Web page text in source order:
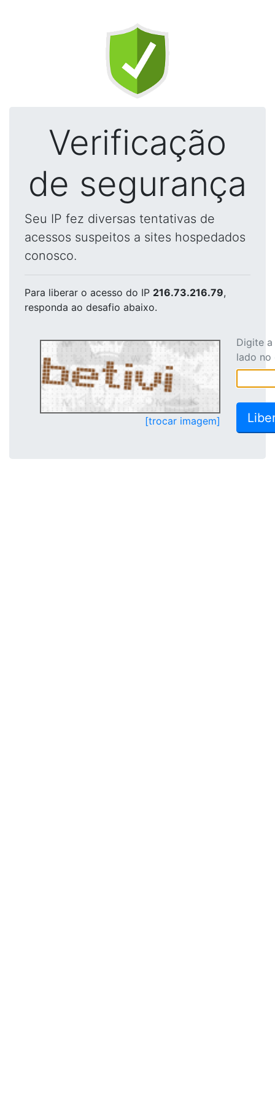
Verificação
de segurança
Seu IP fez diversas tentativas de
acessos suspeitos a sites hospedados
conosco.
Para liberar o acesso do IP 216.73.216.79,
responda ao desafio abaixo.
[trocar imagem]
Digite
lado no